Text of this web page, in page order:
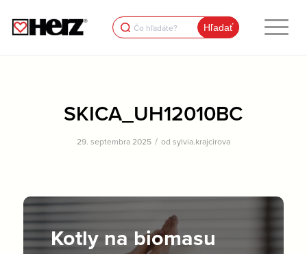
Search
for:
SKICA_UH12010BC
29. septembra 2025 / od sylvia.krajcirova
Kotly na biomasu